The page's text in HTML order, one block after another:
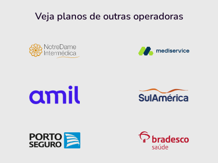
CENTRO-PELOTAS/RS
Não possui pronto atendimento
(53)98100-8089
Clínica
Necessita consultar o plano de saúde
Veja planos de outras operadoras